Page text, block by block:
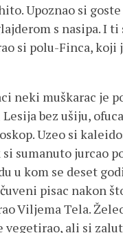
Upoznao si
s nasipa. I ti
si polu-Finca, koji
neki muškarac je
bez ušiju,
Uzeo si
sumanuto jurcao
u kom se deset
pisac nakon
Viljema Tela.
vegetirao, ali si